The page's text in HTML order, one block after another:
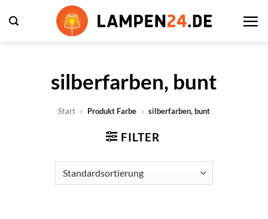
Inhalt
silberfarben, bunt
Start » Produkt Farbe » silberfarben, bunt
FILTER